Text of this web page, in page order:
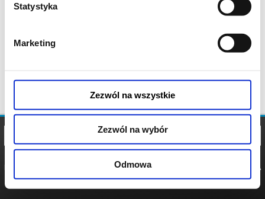
Statystyka
Marketing
Zezwól na wszystkie
Zezwól na wybór
Odmowa
POLITYKA
POLITYKA